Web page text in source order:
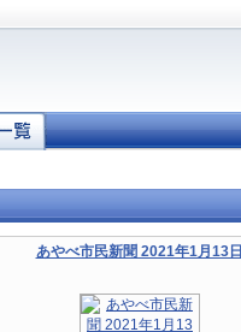
あやべ市民新聞 2021年1月13日